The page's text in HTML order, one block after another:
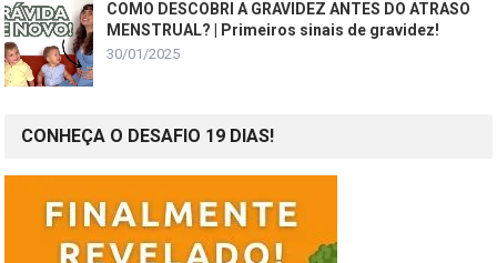
COMO DESCOBRI A GRAVIDEZ ANTES DO ATRASO
MENSTRUAL? | Primeiros sinais de gravidez!
30/01/2025
CONHEÇA O DESAFIO 19 DIAS!